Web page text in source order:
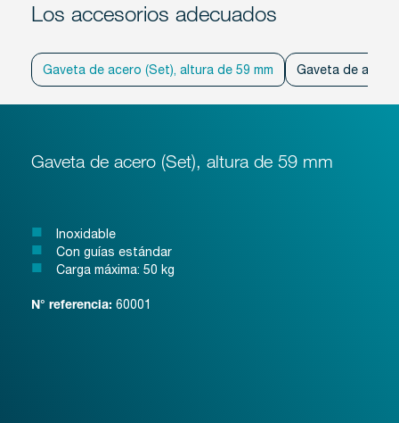
Los accesorios adecuados
Gaveta de acero (Set), altura de 59 mm Gaveta de acero
Gaveta de acero (Set), altura de 59 mm
Inoxidable
Con guías estándar
Carga máxima: 50 kg
N° referencia: 60001